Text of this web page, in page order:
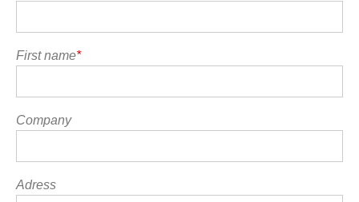
First name*
Company
Adress